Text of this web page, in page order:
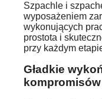
Szpachle i
wyposażeniem
wykonujących
prostota i
przy każdym
Gładkie
kompromisów